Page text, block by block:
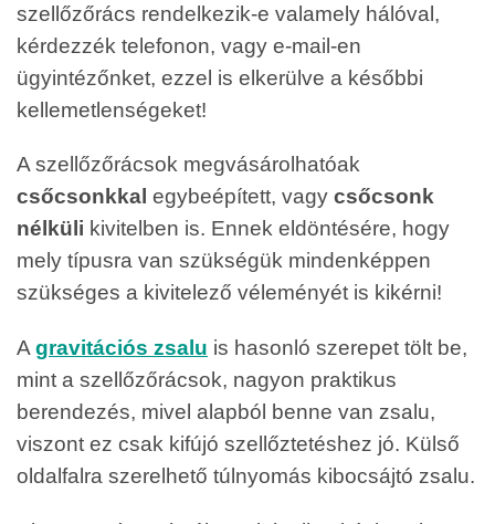
szellőzőrács rendelkezik-e valamely hálóval,
kérdezzék telefonon, vagy e-mail-en
ügyintézőnket, ezzel is elkerülve a későbbi
kellemetlenségeket!
A szellőzőrácsok megvásárolhatóak
csőcsonkkal egybeépített, vagy csőcsonk
nélküli kivitelben is. Ennek eldöntésére, hogy
mely típusra van szükségük mindenképpen
szükséges a kivitelező véleményét is kikérni!
A gravitációs zsalu is hasonló szerepet tölt be,
mint a szellőzőrácsok, nagyon praktikus
berendezés, mivel alapból benne van zsalu,
viszont ez csak kifújó szellőztetéshez jó. Külső
oldalfalra szerelhető túlnyomás kibocsájtó zsalu.